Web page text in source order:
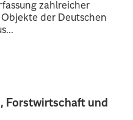
Forstwirtschaft und
zahlreicher
der Deutschen